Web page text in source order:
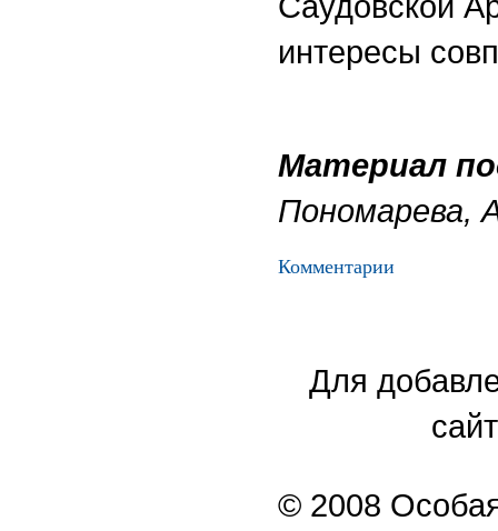
интересы
Материал
Пономарева,
Комментарии
Для
© 2008